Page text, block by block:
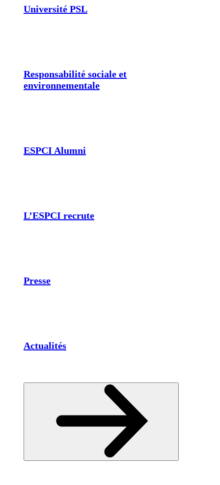
Université PSL
Responsabilité sociale et
environnementale
ESPCI Alumni
L’ESPCI recrute
Presse
Actualités